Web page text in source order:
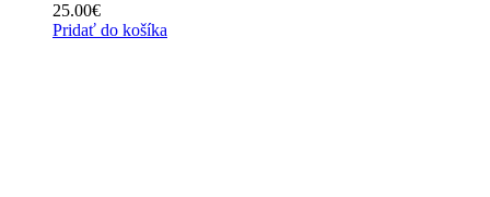
25.00€
Pridať do košíka